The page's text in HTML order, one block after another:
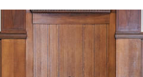
- 13 Ca 5346/26
- 23 Ca 5463/26